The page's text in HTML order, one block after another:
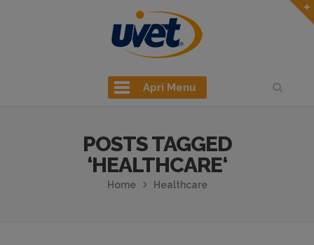
Apri Menu
POSTS TAGGED
‘HEALTHCARE‘
Home Healthcare